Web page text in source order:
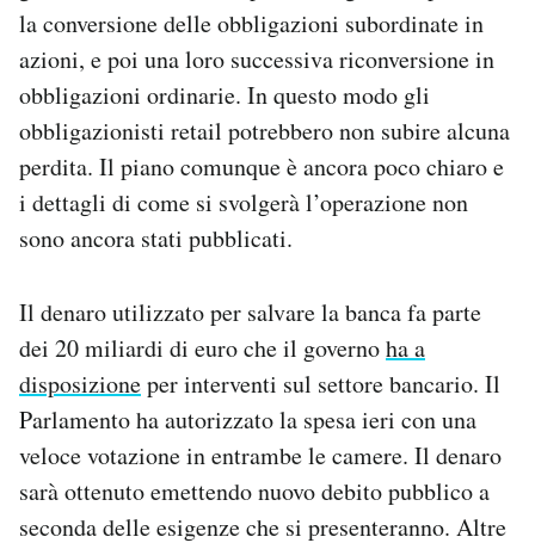
la conversione delle obbligazioni subordinate in
azioni, e poi una loro successiva riconversione in
obbligazioni ordinarie. In questo modo gli
obbligazionisti retail potrebbero non subire alcuna
perdita. Il piano comunque è ancora poco chiaro e
i dettagli di come si svolgerà l’operazione non
sono ancora stati pubblicati.
Il denaro utilizzato per salvare la banca fa parte
dei 20 miliardi di euro che il governoha a
disposizioneper interventi sul settore bancario. Il
Parlamento ha autorizzato la spesa ieri con una
veloce votazione in entrambe le camere. Il denaro
sarà ottenuto emettendo nuovo debito pubblico a
seconda delle esigenze che si presenteranno. Altre